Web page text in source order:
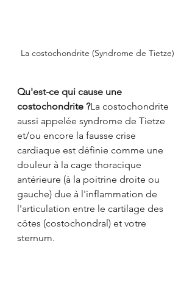
La costochondrite (Syndrome de Tietze)
Qu'est-ce qui cause une
costochondrite ?La costochondrite
aussi appelée syndrome de Tietze
et/ou encore la fausse crise
cardiaque est définie comme une
douleur à la cage thoracique
antérieure (à la poitrine droite ou
gauche) due à l'inflammation de
l'articulation entre le cartilage des
côtes (costochondral) et votre
sternum.